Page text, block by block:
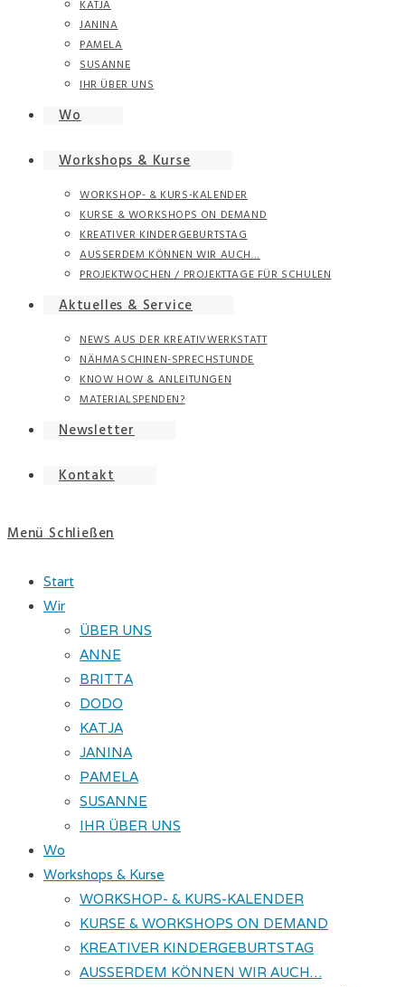
KATJA
JANINA
PAMELA
SUSANNE
IHR ÜBER UNS
Wo
Workshops & Kurse
WORKSHOP- & KURS-KALENDER
KURSE & WORKSHOPS ON DEMAND
KREATIVER KINDERGEBURTSTAG
AUSSERDEM KÖNNEN WIR AUCH…
PROJEKTWOCHEN / PROJEKTTAGE FÜR SCHULEN
Aktuelles & Service
NEWS AUS DER KREATIVWERKSTATT
NÄHMASCHINEN-SPRECHSTUNDE
KNOW HOW & ANLEITUNGEN
MATERIALSPENDEN?
Newsletter
Kontakt
Menü Schließen
Start
Wir
ÜBER UNS
ANNE
BRITTA
DODO
KATJA
JANINA
PAMELA
SUSANNE
IHR ÜBER UNS
Wo
Workshops & Kurse
WORKSHOP- & KURS-KALENDER
KURSE & WORKSHOPS ON DEMAND
KREATIVER KINDERGEBURTSTAG
AUSSERDEM KÖNNEN WIR AUCH…